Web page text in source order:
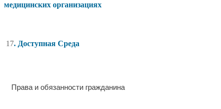
Права и обязанности гражданина
медицинских организациях
17. Доступная Среда